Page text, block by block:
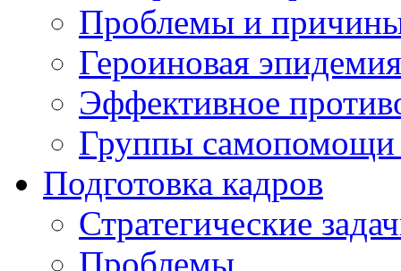
Проблемы и
Героиновая эпидемия
Эффективное
Группы самопомощи
Подготовка кадров
Стратегические
Проблемы